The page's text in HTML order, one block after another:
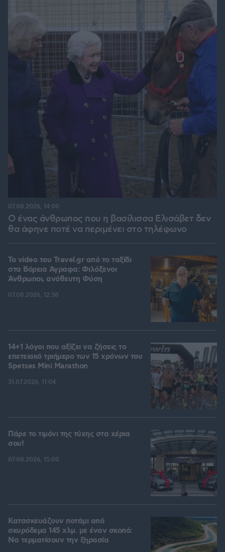
Ο ένας άνθρωπος που η βασίλισσα Ελισάβετ δεν
θα άφηνε ποτέ να περιμένει στο τηλέφωνο
07.08.2026, 14:00
To video του Travel.gr από το ταξίδι
στα Βόρεια Άγραφα: Φιλόξενοι
Άνθρωποι, ανόθευτη Φύση
07.08.2026, 12:38
14+1 λόγοι που αξίζει να ζήσεις το
επετειακό τριήμερο των 15 χρόνων του
Spetses Mini Marathon
31.07.2026, 11:04
Πάρε το τιμόνι της τύχης στα χέρια
σου!
07.08.2026, 15:00
Κατασκευάζουν ποτάμι από
σκυρόδεμα 145 χλμ. με έναν σκοπό:
Να τερματίσουν την ξηρασία